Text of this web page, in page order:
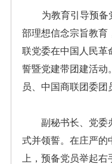
为教育引导预备
部理想信念宗旨教育
联党委在中国人民革
誓暨党建带团建活动
员、中国商联团委团
副秘书长、党委办
式并领誓。在庄严的
上，预备党员举起